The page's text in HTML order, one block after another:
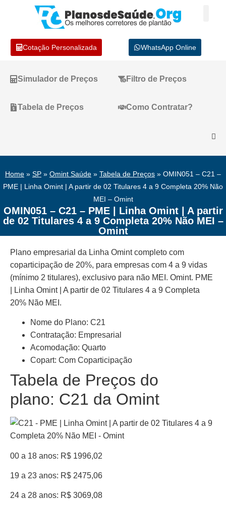
Cotação Personalizada WhatsApp Online
Simulador de Preços Filtro de Preços
Tabela de Preços Como Contratar?
Home » SP » Omint Saúde » Tabela de Preços » OMIN051 – C21 –
PME | Linha Omint | A partir de 02 Titulares 4 a 9 Completa 20% Não
MEI – Omint
OMIN051 – C21 – PME | Linha Omint | A partir
de 02 Titulares 4 a 9 Completa 20% Não MEI –
Omint
Plano empresarial da Linha Omint completo com
coparticipação de 20%, para empresas com 4 a 9 vidas
(mínimo 2 titulares), exclusivo para não MEI. Omint. PME
| Linha Omint | A partir de 02 Titulares 4 a 9 Completa
20% Não MEI.
Nome do Plano: C21
Contratação: Empresarial
Acomodação: Quarto
Copart: Com Coparticipação
Tabela de Preços do
plano: C21 da Omint
00 a 18 anos: R$ 1996,02
19 a 23 anos: R$ 2475,06
24 a 28 anos: R$ 3069,08